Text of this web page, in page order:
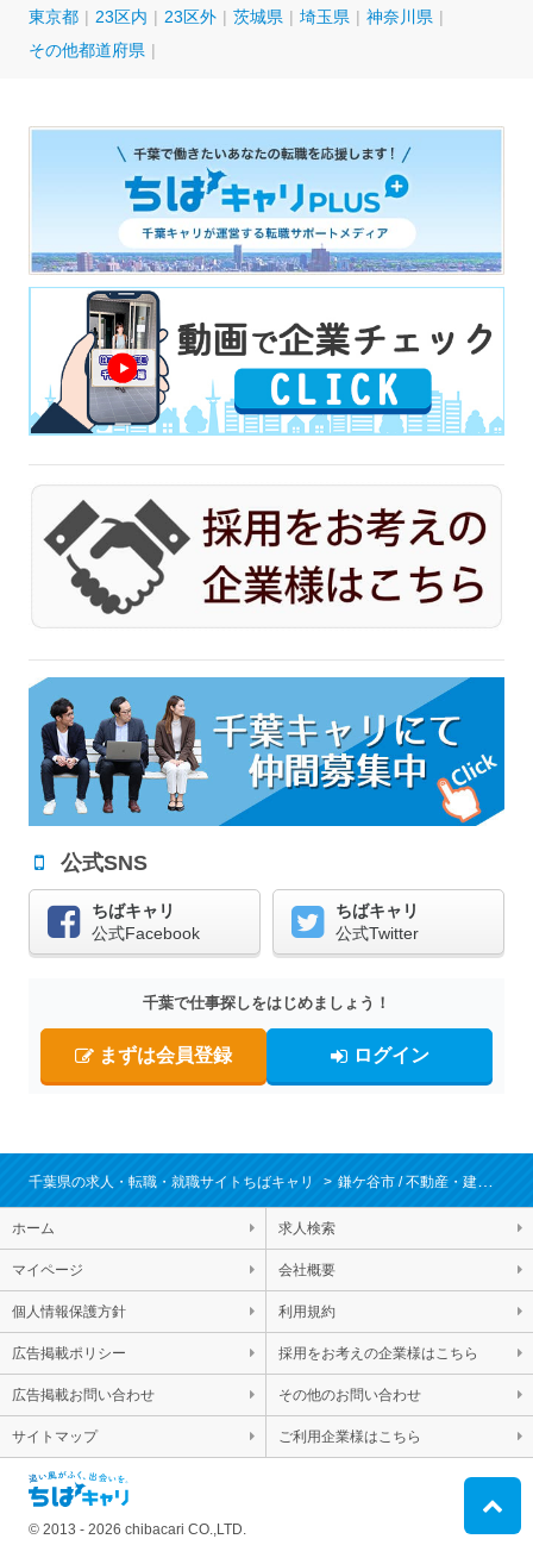
東京都
23区内 23区外 茨城県 埼玉県
神奈川県
その他都道府県
公式SNS
ちばキャリ
公式Facebook
ちばキャリ
公式Twitter
千葉で仕事探しをはじめましょう！
まずは会員登録 ログイン
千葉県の求人・転職・就職サイトちばキャリ 鎌ケ谷市 不動産・建設・設備
ホーム 求人検索
マイページ 会社概要
個人情報保護方針 利用規約
広告掲載ポリシー 採用をお考えの企業様はこちら
広告掲載お問い合わせ その他のお問い合わせ
サイトマップ ご利用企業様はこちら
© 2013 - 2026 chibacari CO.,LTD.